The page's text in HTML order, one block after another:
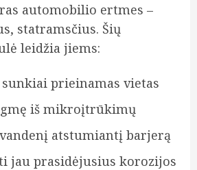
automobilio ertmes –
statramsčius. Šių
leidžia jiems:
prieinamas vietas
iš mikroįtrūkimų
atstumiantį barjerą
jau prasidėjusius korozijos